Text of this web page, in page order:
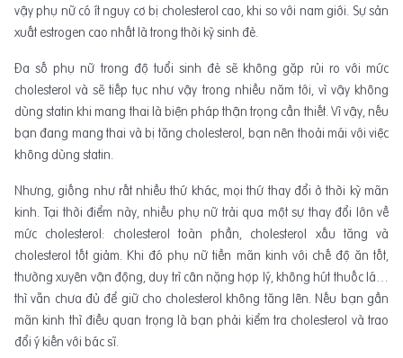
vậy phụ nữ có ít nguy cơ bị cholesterol cao, khi so với nam giới. Sự sản
xuất estrogen cao nhất là trong thời kỳ sinh đẻ.
Đa số phụ nữ trong độ tuổi sinh đẻ sẽ không gặp rủi ro với mức
cholesterol và sẽ tiếp tục như vậy trong nhiều năm tới, vì vậy không
dùng statin khi mang thai là biện pháp thận trọng cần thiết. Vì vậy, nếu
bạn đang mang thai và bị tăng cholesterol, bạn nên thoải mái với việc
không dùng statin.
Nhưng, giống như rất nhiều thứ khác, mọi thứ thay đổi ở thời kỳ mãn
kinh. Tại thời điểm này, nhiều phụ nữ trải qua một sự thay đổi lớn về
mức cholesterol: cholesterol toàn phần, cholesterol xấu tăng và
cholesterol tốt giảm. Khi đó phụ nữ tiền mãn kinh với chế độ ăn tốt,
thường xuyên vận động, duy trì cân nặng hợp lý, không hút thuốc lá…
thì vẫn chưa đủ để giữ cho cholesterol không tăng lên. Nếu bạn gần
mãn kinh thì điều quan trọng là bạn phải kiểm tra cholesterol và trao
đổi ý kiến với bác sĩ.